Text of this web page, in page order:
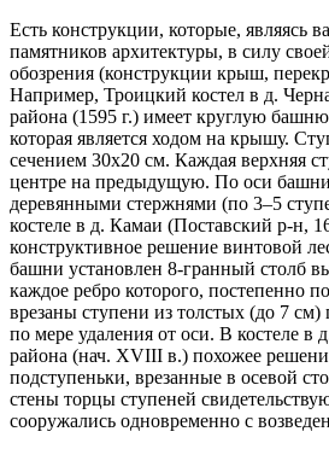
Есть конструкции, которые, являясь
памятников архитектуры, в силу
обозрения (конструкции крыш,
Например, Троицкий костел в д.
района (1595 г.) имеет круглую
которая является ходом на крышу.
сечением 30х20 см. Каждая верхняя
центре на предыдущую. По оси башни
деревянными стержнями (по 3–5
костеле в д. Камаи (Поставский р-н,
конструктивное решение винтовой
башни установлен 8-гранный столб
каждое ребро которого, постепенно
врезаны ступени из толстых (до 7
по мере удаления от оси. В костеле в
района (нач. XVIII в.) похожее
подступеньки, врезанные в осевой
стены торцы ступеней
сооружались одновременно с